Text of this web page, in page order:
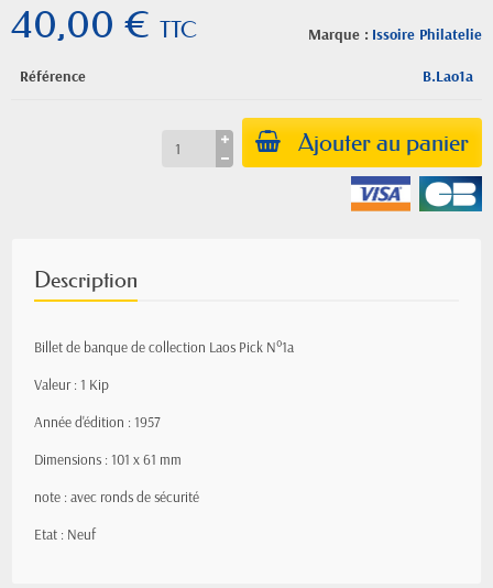
Marque : Issoire Philatelie
40,00 € TTC
Référence B.Lao1a
Ajouter au panier
Description
Billet de banque de collection Laos Pick N°1a
Valeur : 1 Kip
Année d'édition : 1957
Dimensions : 101 x 61 mm
note : avec ronds de sécurité
Etat : Neuf